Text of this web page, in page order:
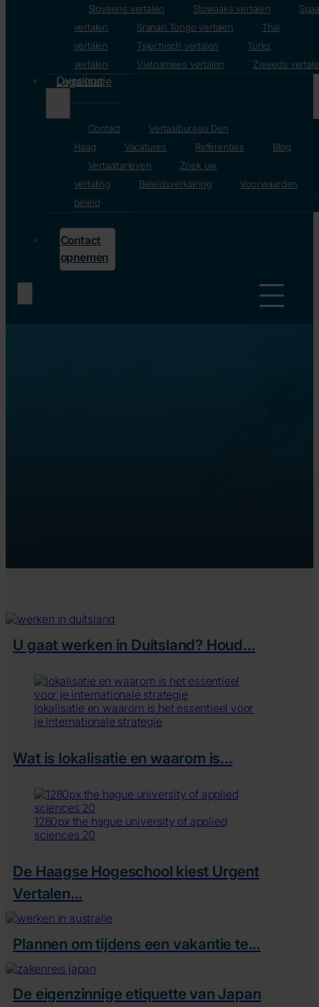
Sloveens vertalen Slowaaks vertalen
vertalen
Sranan Tongo vertalen
Thai
vertalen
Tsjechisch vertalen
Turks
vertalen
Vietnamees vertalen Zweeds
Legalisatie
Over ons
Contact
Vertaalbureau Den
Haag
Vacatures Referenties
Blog
Vertaaltarieven
Zoek uw
vertaling
Beleidsverklaring
Voorwaarden
beleid
Contact
opnemen
U gaat werken in Duitsland? Houd...
lokalisatie en waarom is het essentieel voor
je internationale strategie
Wat is lokalisatie en waarom is...
1280px the hague university of applied
sciences 20
De Haagse Hogeschool kiest Urgent
Vertalen...
Plannen om tijdens een vakantie te...
De eigenzinnige etiquette van Japan